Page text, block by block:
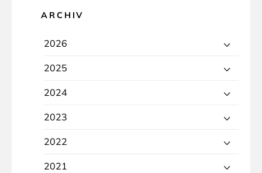
ARCHIV
2026
2025
2024
2023
2022
2021